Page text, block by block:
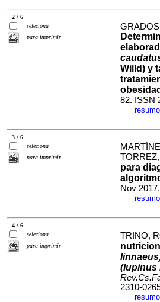
2 / 6
seleciona
para imprimir
Willd) y
82. ISSN
·
3 / 6
seleciona
para imprimir
para
Nov
·
4 / 6
seleciona
para imprimir
TRINO,
(lupinus
2310-
·